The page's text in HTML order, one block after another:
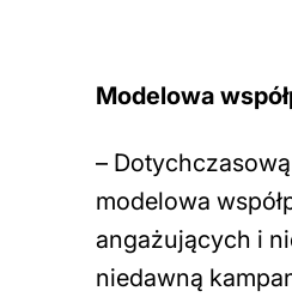
Modelowa
–
modelowa
angażujących i
niedawną